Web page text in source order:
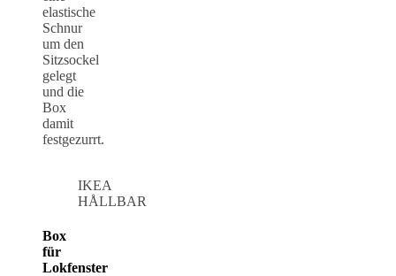
elastische
Schnur
um den
Sitzsockel
gelegt
und die
Box
damit
festgezurrt.
IKEA
HÅLLBAR
Box
für
Lokfenster